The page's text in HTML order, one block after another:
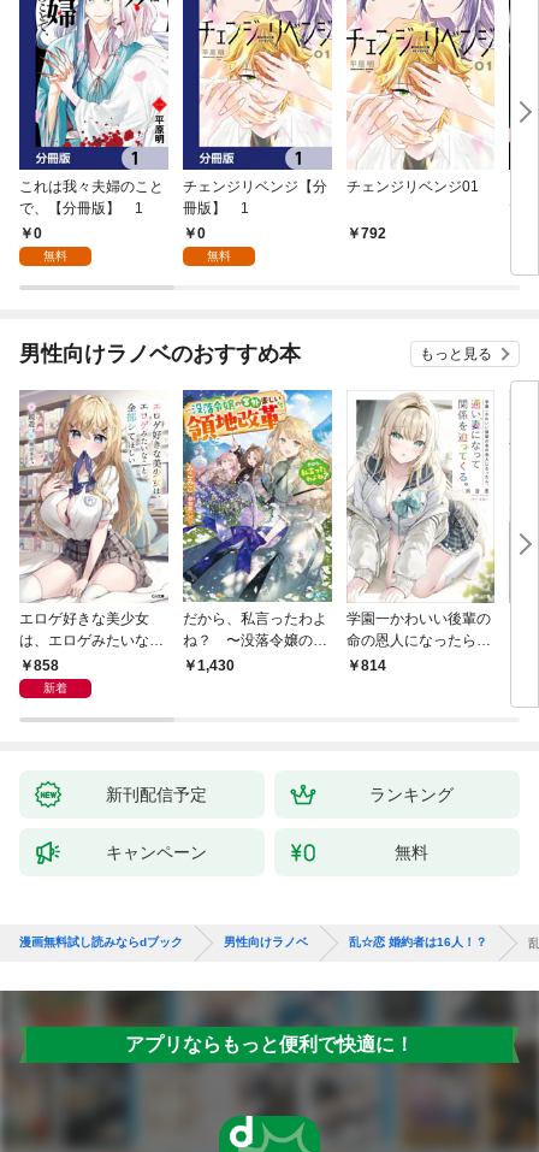
これは我々夫婦のこと
で、【分冊版】 1
0
無料
チェンジリベンジ【分
冊版】 1
0
無料
チェンジリベンジ01
792
で
男性向けラノベのおすすめ本 もっと見る
エロゲ好きな美少女
は、エロゲみたいなこ
と全部シてほしい【電
子ＳＳ特典付き】
858
新着
だから、私言ったわよ
ね？ 〜没落令嬢の案
外楽しい領地改革〜
1,430
学園一かわいい後輩の
命の恩人になったら、
通い妻になって関係を
814
新刊配信予定 ランキング
キャンペーン 無料
漫画無料試し読みならdブック 男性向けラノベ 乱☆恋 婚約者は16人！？
アプリならもっと便利で快適に！